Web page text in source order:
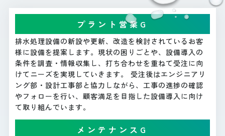
プラント営業G
排水処理設備の新設や更新、改造を検討されているお客
様に設備を提案します。現状の困りごとや、設備導入の
条件を調査・情報収集し、打ち合わせを重ねて受注に向
けてニーズを実現していきます。 受注後はエンジニアリ
ング部・設計工事部と協力しながら、工事の進捗の確認
やフォローを行い、顧客満足を目指した設備導入に向け
て取り組んでいます。
メンテナンスG